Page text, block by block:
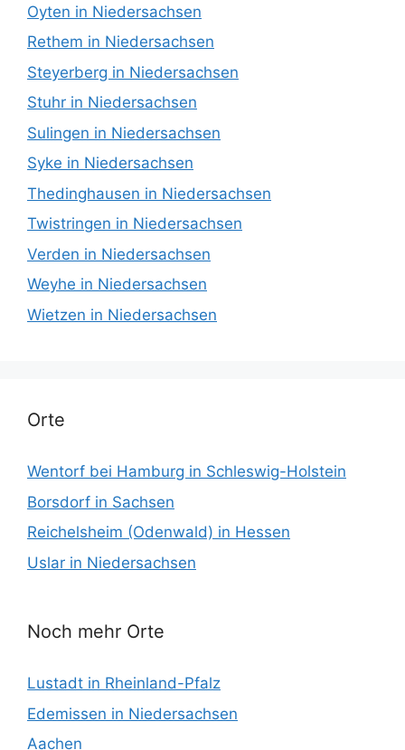
Oyten in Niedersachsen
Rethem in Niedersachsen
Steyerberg in Niedersachsen
Stuhr in Niedersachsen
Sulingen in Niedersachsen
Syke in Niedersachsen
Thedinghausen in Niedersachsen
Twistringen in Niedersachsen
Verden in Niedersachsen
Weyhe in Niedersachsen
Wietzen in Niedersachsen
Orte
Wentorf bei Hamburg in Schleswig-Holstein
Borsdorf in Sachsen
Reichelsheim (Odenwald) in Hessen
Uslar in Niedersachsen
Noch mehr Orte
Lustadt in Rheinland-Pfalz
Edemissen in Niedersachsen
Aachen